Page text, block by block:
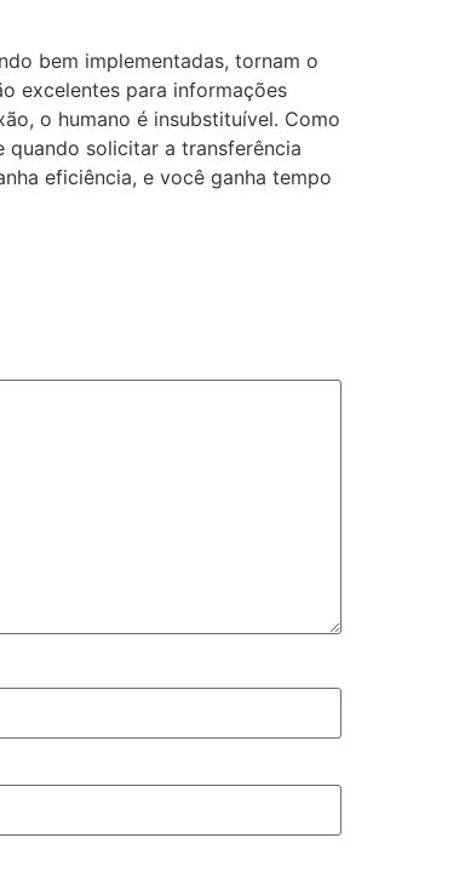
bem implementadas, tornam o
excelentes para informações
o humano é insubstituível. Como
quando solicitar a transferência
eficiência, e você ganha tempo